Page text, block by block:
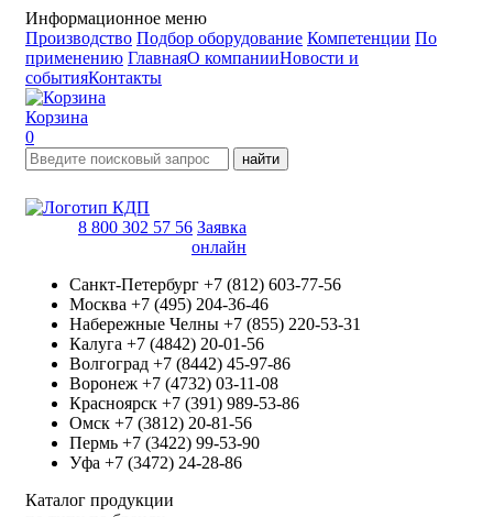
Информационное меню
Производство Подбор оборудование Компетенции По
применению ГлавнаяО компанииНовости и
событияКонтакты
Корзина
0
найти
8 800 302 57 56 Заявка
онлайн
Санкт-Петербург +7 (812) 603-77-56
Москва +7 (495) 204-36-46
Набережные Челны +7 (855) 220-53-31
Калуга +7 (4842) 20-01-56
Волгоград +7 (8442) 45-97-86
Воронеж +7 (4732) 03-11-08
Красноярск +7 (391) 989-53-86
Омск +7 (3812) 20-81-56
Пермь +7 (3422) 99-53-90
Уфа +7 (3472) 24-28-86
Каталог продукции